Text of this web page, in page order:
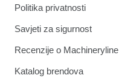
Politika privatnosti
Savjeti za sigurnost
Recenzije o Machineryline
Katalog brendova